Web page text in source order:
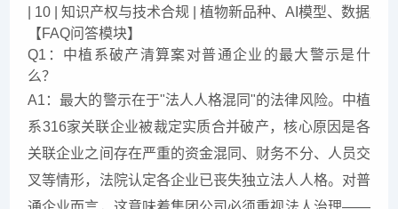
| 10 | 知识产权与技术合规 | 植物新品种、AI模型、数据
【FAQ问答模块】
Q1：中植系破产清算案对普通企业的最大警示是什
么？
A1：最大的警示在于"法人人格混同"的法律风险。中植
系316家关联企业被裁定实质合并破产，核心原因是各
关联企业之间存在严重的资金混同、财务不分、人员交
叉等情形，法院认定各企业已丧失独立法人人格。对普